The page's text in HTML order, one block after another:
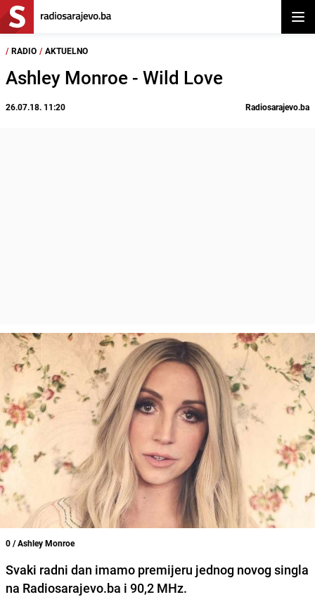
/ RADIO / AKTUELNO
Ashley Monroe - Wild Love
26.07.18. 11:20 Radiosarajevo.ba
0 / Ashley Monroe
Svaki radni dan imamo premijeru jednog novog singla
na Radiosarajevo.ba i 90,2 MHz.